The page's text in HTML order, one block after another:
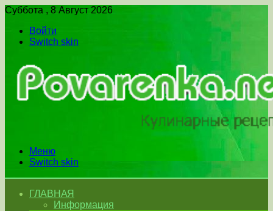
Суббота , 8 Август 2026
Войти
Switch skin
Меню
Switch skin
ГЛАВНАЯ
Информация